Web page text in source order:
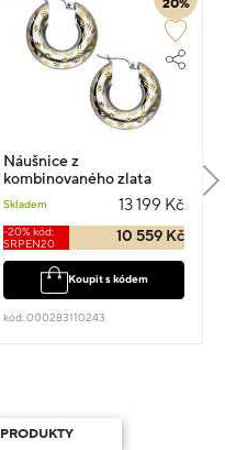
20%
Náušnice z
kombinovaného zlata
kruhy 2.3cm 4.15g
Skladem 13 199 Kč
-20% kód:
SRPEN20
10 559 Kč
Koupit s kódem
kód: 000283110243